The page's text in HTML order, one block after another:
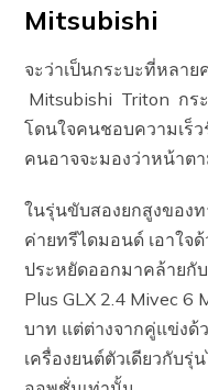
Mitsubishi
จะว่าเป็นกระบะที่หลา
Mitsubishi Triton กร
โดนใจคนชอบความเร็
คนอาจจะมองว่าหน้าต
ในรุ่นขับสองยกสูงของ
ค่ายทรีไดมอนด์ เอาใจ
ประหยัดออกมาคล้ายกั
Plus GLX 2.4 Mivec 6
บาท แต่ต่างจากคู่แข่งด้
เครื่องยนต์ตัวเดียวกับรุ่